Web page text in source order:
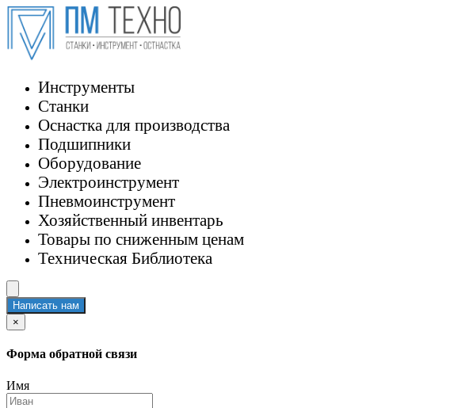
Инструменты
Станки
Оснастка для производства
Подшипники
Оборудование
Электроинструмент
Пневмоинструмент
Хозяйственный инвентарь
Товары по сниженным ценам
Техническая Библиотека
Написать нам
×
Форма обратной связи
Имя